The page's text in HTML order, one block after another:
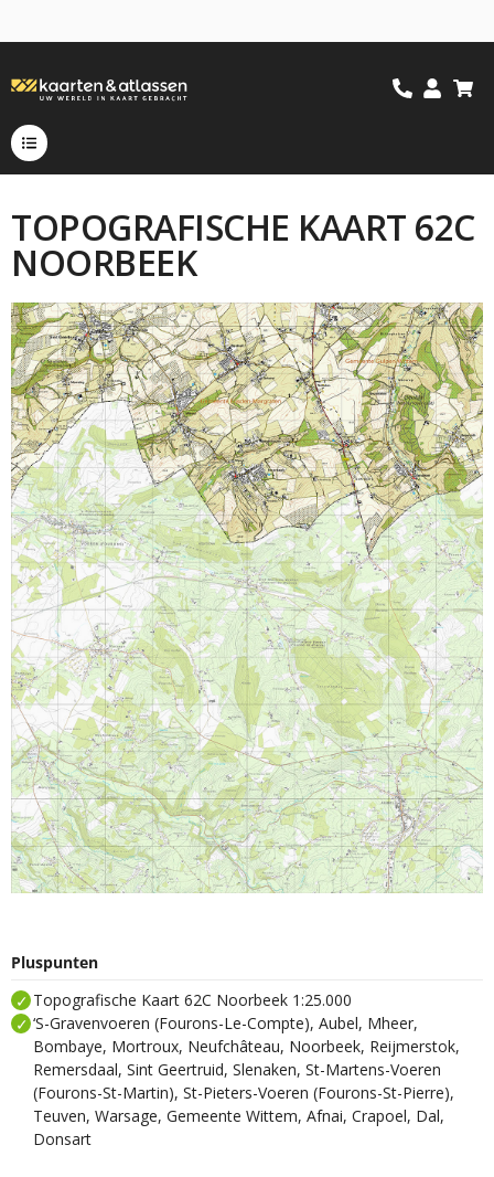
TOPOGRAFISCHE KAART 62C
NOORBEEK
Pluspunten
Topografische Kaart 62C Noorbeek 1:25.000
‘S-Gravenvoeren (Fourons-Le-Compte), Aubel, Mheer,
Bombaye, Mortroux, Neufchâteau, Noorbeek, Reijmerstok,
Remersdaal, Sint Geertruid, Slenaken, St-Martens-Voeren
(Fourons-St-Martin), St-Pieters-Voeren (Fourons-St-Pierre),
Teuven, Warsage, Gemeente Wittem, Afnai, Crapoel, Dal,
Donsart